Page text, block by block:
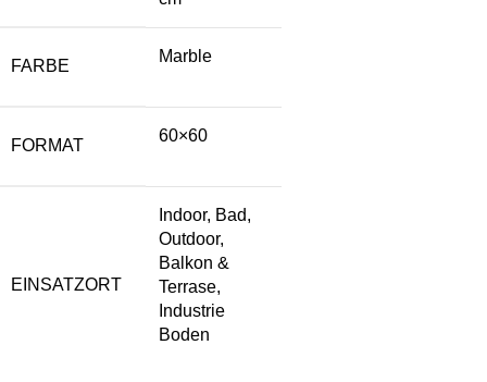
FARBE
Marble
FORMAT
60×60
EINSATZORT
Indoor, Bad,
Outdoor,
Balkon &
Terrase,
Industrie
Boden